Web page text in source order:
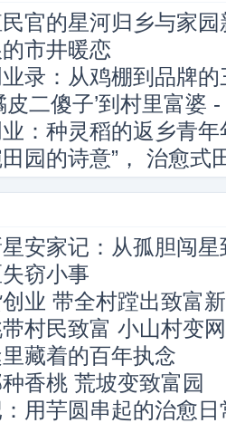
官的星河归乡与家园
市井暖恋
录：从鸡棚到品牌
皮二傻子’到村里富婆
：种灵稻的返乡青年
园的诗意”， 治愈式
”字，暗示对细节的精
者一种“半亩闲云”的
本质。 - 第3章：云雀
安家记：从孤胆闯
窃小事
业 带全村蹚出致富
村民致富 小山村变
藏着的百年执念
香桃 荒坡变致富园
用芋圆串起的治愈日